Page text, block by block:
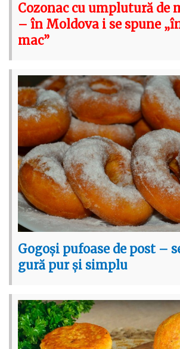
Cozonac cu umplutură de
– în Moldova i se spune
mac”
Gogoși pufoase de post –
gură pur și simplu